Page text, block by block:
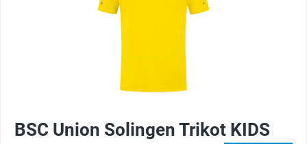
BSC Union Solingen Trikot KIDS